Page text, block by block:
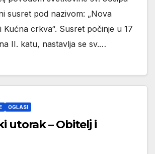
susret pod nazivom: „Nova
Kućna crkva“. Susret počinje u 17
II. katu, nastavlja se sv.…
OGLASI
utorak – Obitelj i